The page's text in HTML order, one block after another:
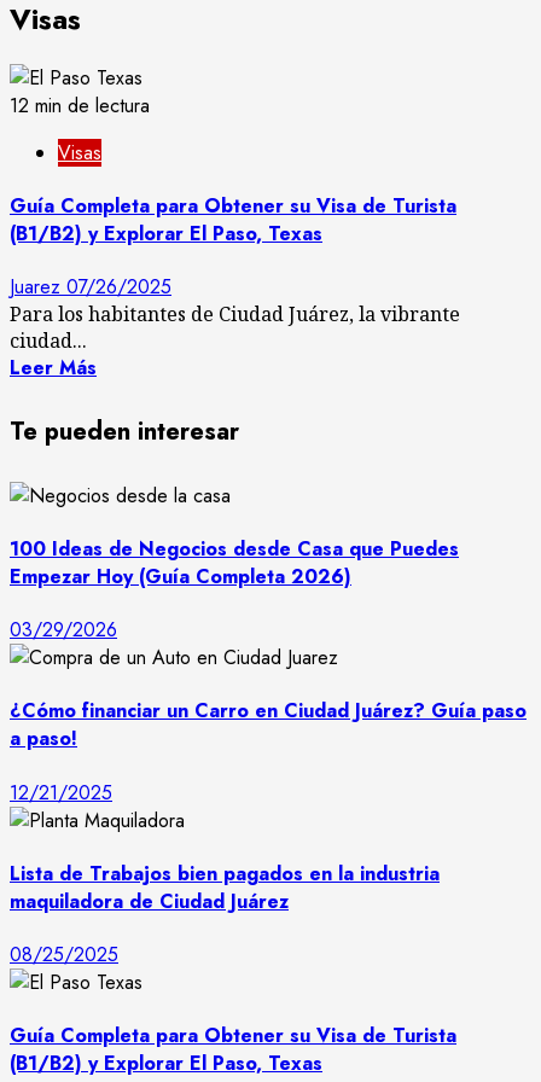
Visas
12 min de lectura
Visas
Guía Completa para Obtener su Visa de Turista
(B1/B2) y Explorar El Paso, Texas
Juarez 07/26/2025
Para los habitantes de Ciudad Juárez, la vibrante
ciudad...
Leer Más
Te pueden interesar
100 Ideas de Negocios desde Casa que Puedes
Empezar Hoy (Guía Completa 2026)
03/29/2026
¿Cómo financiar un Carro en Ciudad Juárez? Guía paso
a paso!
12/21/2025
Lista de Trabajos bien pagados en la industria
maquiladora de Ciudad Juárez
08/25/2025
Guía Completa para Obtener su Visa de Turista
(B1/B2) y Explorar El Paso, Texas